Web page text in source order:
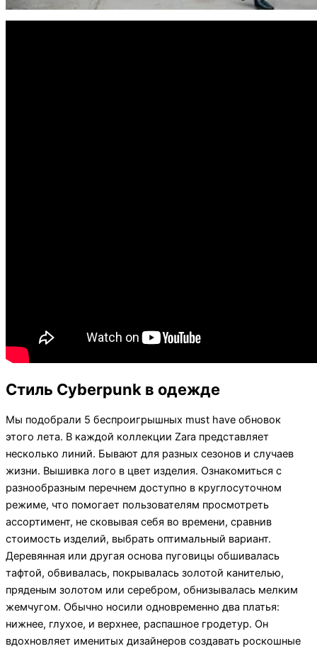
Стиль Cyberpunk в одежде
Мы подобрали 5 беспроигрышных must have обновок
этого лета. В каждой коллекции Zara представляет
несколько линий. Бывают для разных сезонов и случаев
жизни. Вышивка лого в цвет изделия. Ознакомиться с
разнообразным перечнем доступно в круглосуточном
режиме, что помогает пользователям просмотреть
ассортимент, не сковывая себя во времени, сравнив
стоимость изделий, выбрать оптимальный вариант.
Деревянная или другая основа пуговицы обшивалась
тафтой, обвивалась, покрывалась золотой канителью,
пряденым золотом или серебром, обнизывалась мелким
жемчугом. Обычно носили одновременно два платья:
нижнее, глухое, и верхнее, распашное гродетур. Он
вдохновляет именитых дизайнеров создавать роскошные